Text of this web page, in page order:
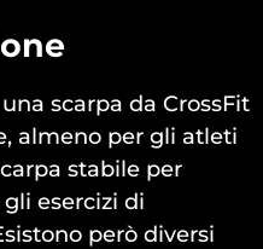
scarpa da CrossFit
almeno per gli atleti
stabile per
esercizi di
però diversi